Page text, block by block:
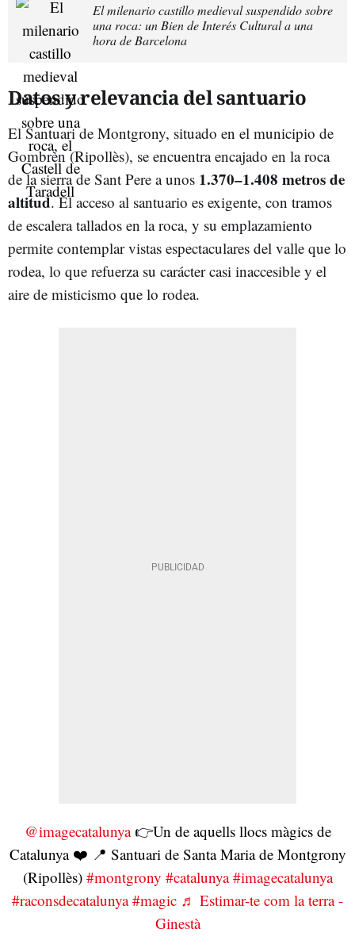
El milenario castillo medieval suspendido sobre
una roca: un Bien de Interés Cultural a una
hora de Barcelona
Datos y relevancia del santuario
El Santuari de Montgrony, situado en el municipio de
Gombrèn (Ripollès), se encuentra encajado en la roca
de la sierra de Sant Pere a unos 1.370–1.408 metros de
altitud. El acceso al santuario es exigente, con tramos
de escalera tallados en la roca, y su emplazamiento
permite contemplar vistas espectaculares del valle que lo
rodea, lo que refuerza su carácter casi inaccesible y el
aire de misticismo que lo rodea.
@imagecatalunya👉Un de aquells llocs màgics de
Catalunya ❤️ 📍 Santuari de Santa Maria de Montgrony
(Ripollès) #montgrony #catalunya #imagecatalunya
#raconsdecatalunya #magic ♬ Estimar-te com la terra -
Ginestà